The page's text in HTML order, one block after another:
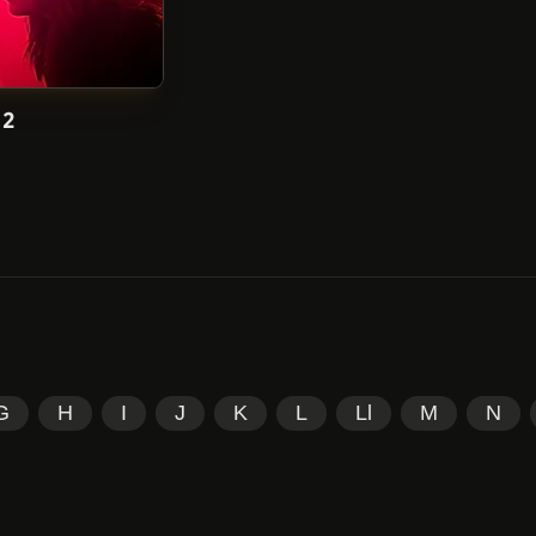
H I J K L Ll M N